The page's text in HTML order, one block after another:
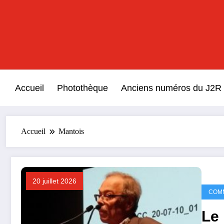
Accueil Photothèque Anciens numéros du J2R
Accueil Mantois
20 juillet 2026
Le